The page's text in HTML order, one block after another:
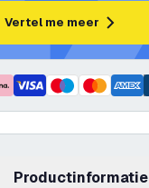
Vertel me meer
productinformatie